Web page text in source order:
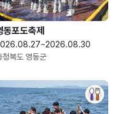
동포도축제
청북도 영동군